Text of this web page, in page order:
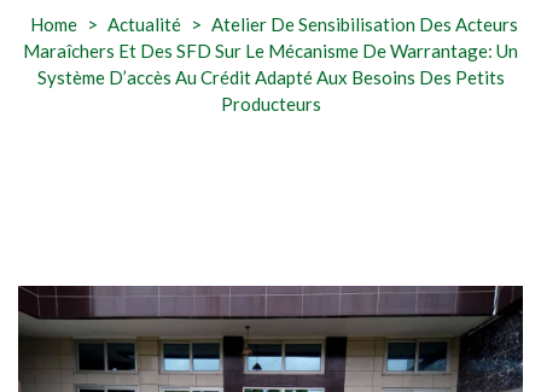
Home > Actualité > Atelier De Sensibilisation Des Acteurs
Maraîchers Et Des SFD Sur Le Mécanisme De Warrantage: Un
Système D’accès Au Crédit Adapté Aux Besoins Des Petits
Producteurs